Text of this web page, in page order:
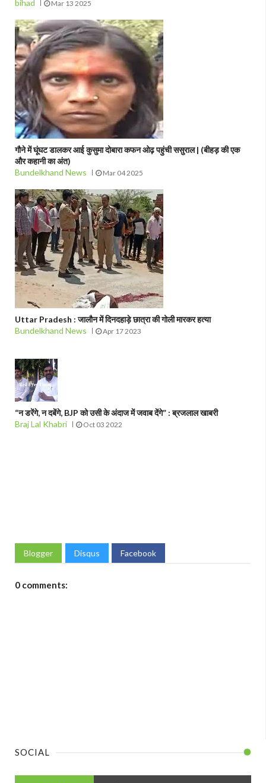
bihad Mar 13 2025
गौने में घूंघट डालकर आई कुसुमा दोबारा कफन ओढ़ पहुंची ससुराल | (बीहड़ की एक
और कहानी का अंत)
Bundelkhand News
Mar 04 2025
Uttar Pradesh : जालौन में दिनदहाड़े छात्रा की गोली मारकर हत्या
Bundelkhand News
Apr 17 2023
“न डरेंगे, न दबेंगे, BJP को उसी के अंदाज में जवाब देंगे” : ब्रजलाल खाबरी
Braj Lal Khabri
Oct 03 2022
Blogger Disqus Facebook
0 comments:
SOCIAL